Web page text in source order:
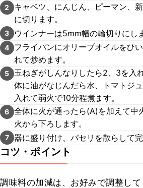
2
キャベツ、にんじん、ピーマン、
に切ります。
3 ウインナーは5mm幅の輪切りにし
4
フライパンにオリーブオイルをひ
れて炒めます。
5
玉ねぎがしんなりしたら2、3を入
体に油がなじんだら水、トマトジ
入れて弱火で10分程煮ます。
6 全体に火が通ったら(A)を加えて中
火から下ろします。
7 器に盛り付け、パセリを散らして完
コツ・ポイント
調味料の加減は、お好みで調整して